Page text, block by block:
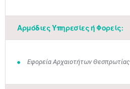
Αρμόδιες Υπηρεσίες ή Φορείς:
Εφορεία Αρχαιοτήτων Θεσπρωτίας